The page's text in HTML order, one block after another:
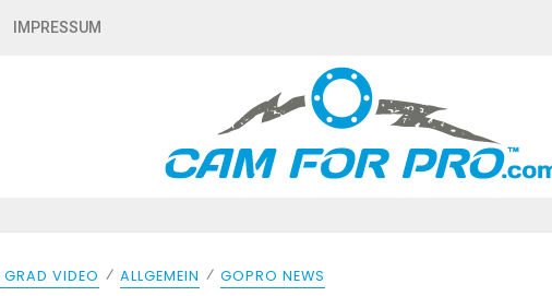
IMPRESSUM
VIDEO ⁄ ALLGEMEIN ⁄ GOPRO NEWS